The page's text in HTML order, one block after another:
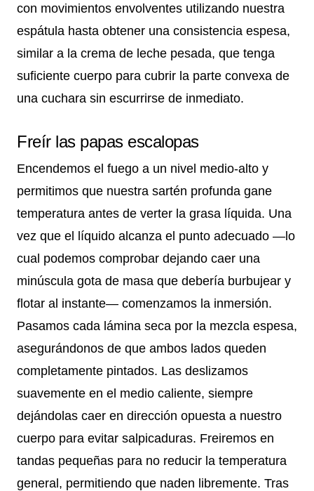
con movimientos envolventes utilizando nuestra
espátula hasta obtener una consistencia espesa,
similar a la crema de leche pesada, que tenga
suficiente cuerpo para cubrir la parte convexa de
una cuchara sin escurrirse de inmediato.
Freír las papas escalopas
Encendemos el fuego a un nivel medio-alto y
permitimos que nuestra sartén profunda gane
temperatura antes de verter la grasa líquida. Una
vez que el líquido alcanza el punto adecuado —lo
cual podemos comprobar dejando caer una
minúscula gota de masa que debería burbujear y
flotar al instante— comenzamos la inmersión.
Pasamos cada lámina seca por la mezcla espesa,
asegurándonos de que ambos lados queden
completamente pintados. Las deslizamos
suavemente en el medio caliente, siempre
dejándolas caer en dirección opuesta a nuestro
cuerpo para evitar salpicaduras. Freiremos en
tandas pequeñas para no reducir la temperatura
general, permitiendo que naden libremente. Tras